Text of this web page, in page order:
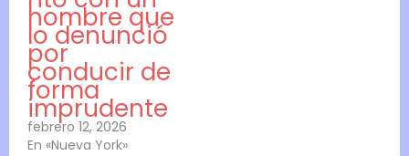
hombre que
lo denunció
por
conducir de
forma
imprudente
febrero 12, 2026
En «Nueva York»